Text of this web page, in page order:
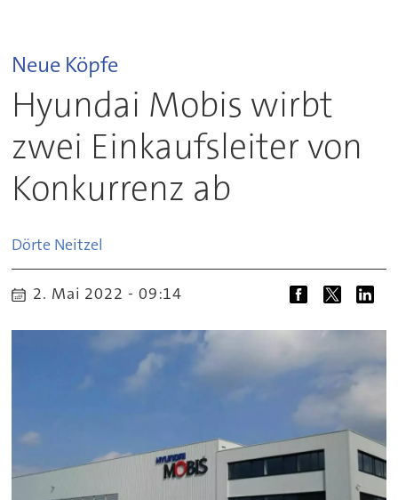
Neue Köpfe
Hyundai Mobis wirbt
zwei Einkaufsleiter von
Konkurrenz ab
Dörte Neitzel
2. Mai 2022 - 09:14